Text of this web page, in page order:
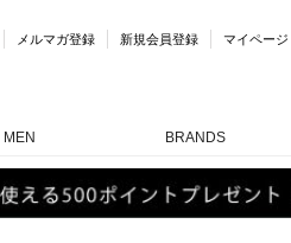
メルマガ登録 新規会員登録 マイページ
MEN BRANDS